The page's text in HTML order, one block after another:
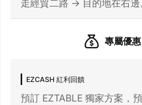
走經貿二路 → 目的地在右邊
專屬優惠
EZCASH 紅利回饋
預訂 EZTABLE 獨家方案，